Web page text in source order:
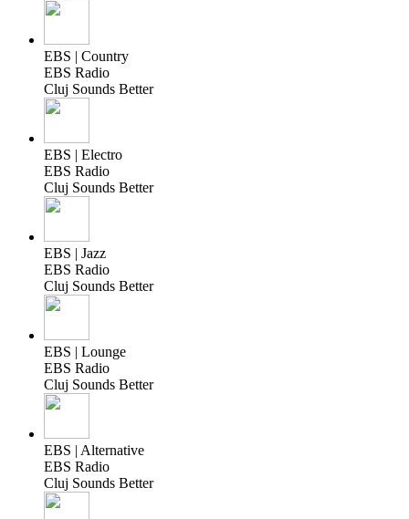
EBS | Country
EBS Radio
Cluj Sounds Better
EBS | Electro
EBS Radio
Cluj Sounds Better
EBS | Jazz
EBS Radio
Cluj Sounds Better
EBS | Lounge
EBS Radio
Cluj Sounds Better
EBS | Alternative
EBS Radio
Cluj Sounds Better